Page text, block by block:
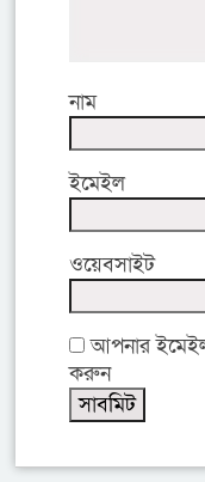
নাম
ইমেইল
ওয়েবসাইট
আপনার
করুন